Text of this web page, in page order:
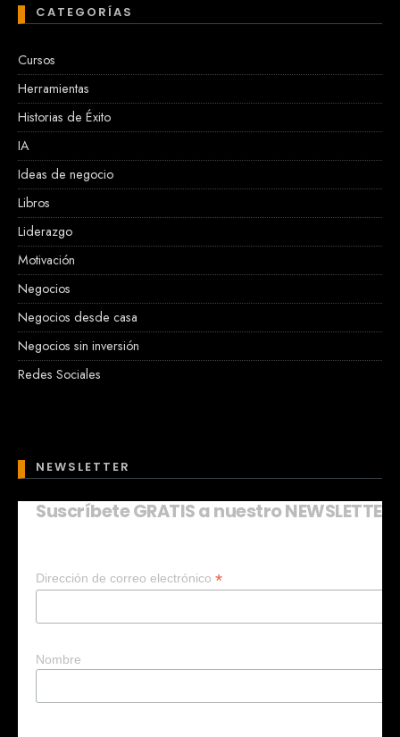
CATEGORÍAS
Cursos
Herramientas
Historias de Éxito
IA
Ideas de negocio
Libros
Liderazgo
Motivación
Negocios
Negocios desde casa
Negocios sin inversión
Redes Sociales
NEWSLETTER
Suscríbete GRATIS a nuestro NEWSLETTER
Dirección de correo electrónico *
Nombre
¿Quieres que te ayude a crear un